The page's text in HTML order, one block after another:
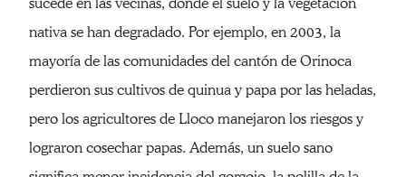
nativa se han degradado. Por ejemplo, en 2003, la
mayoría de las comunidades del cantón de Orinoca
perdieron sus cultivos de quinua y papa por las heladas,
pero los agricultores de Lloco manejaron los riesgos y
lograron cosechar papas. Además, un suelo sano